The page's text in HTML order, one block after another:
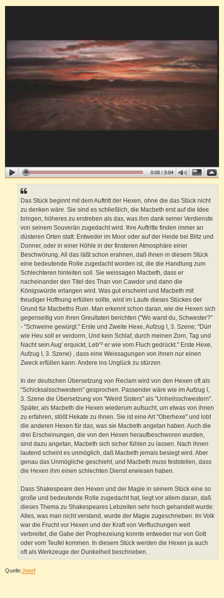
Das Stück beginnt mit dem Auftritt der Hexen, ohne die das Stück nicht
zu denken wäre. Sie sind es schließlich, die Macbeth erst auf die Idee
bringen, höheres zu erstreben als das, was ihm dank seiner Verdienste
von seinem Souverän zugedacht wird. Ihre Auftritte finden immer an
düsteren Orten statt: Entweder im Moor oder auf der Heide bei Blitz und
Donner, oder in einer Höhle in der finsteren Atmosphäre einer
Beschwörung. All das läßt schon erahnen, daß ihnen in diesem Stück
eine bedeutende Rolle zugedacht worden ist, die die Handlung zum
Schlechteren hinleiten soll. Sie weissagen Macbeth, dass er
nacheinander den Titel des Than von Cawdor und dann die
Königswürde erlangen wird. Was gut erscheint und Macbeth mit
freudiger Hoffnung erfüllen sollte, wird im Laufe dieses Stückes der
Grund für Macbeths Ruin. Man erkennt schon daran, wie die Hexen sich
gegenseitig von ihren Greultaten berichten ("Wo warst du, Schwester?"
- "Schweine gewürgt." Erste und Zweite Hexe, Aufzug I, 3. Szene; "Dürr
wie Heu soll er verdorrn, Und kein Schlaf, durch meinen Zorn, Tag und
Nacht sein Aug' erquickt, Leb”² er wie vom Fluch gedrückt." Erste Hexe,
Aufzug I, 3. Szene) , dass eine Weissagungen von ihnen nur einen
Zweck erfüllen kann: Andere ins Unglück zu stürzen.
In der deutschen Übersetzung von Reclam wird von den Hexen oft als
"Schicksalsschwestern" gesprochen. Passender wäre wie im Aufzug I,
3. Szene die Übersetzung von "Weird Sisters" als "Unheilsschwestern".
Später, als Macbeth die Hexen wiederum aufsucht, um etwas von ihnen
zu erfahren, stößt Hekate zu ihnen. Sie ist eine Art "Oberhexe" und lobt
die anderen Hexen für das, was sie Macbeth angetan haben. Auch die
drei Erscheinungen, die von den Hexen heraufbeschworen wurden,
sind dazu angetan, Macbeth sich sicher fühlen zu lassen. Nach ihnen
lautend scheint es unmöglich, daß Macbeth jemals besiegt wird. Aber
genau das Unmögliche geschieht, und Macbeth muss feststellen, dass
die Hexen ihm einen schlechten Dienst erwiesen haben.
Dass Shakespeare den Hexen und der Magie in seinem Stück eine so
große und bedeutende Rolle zugedacht hat, liegt vor allem daran, daß
dieses Thema zu Shakespeares Lebzeiten sehr hoch gehandelt wurde:
Alles, was man nicht verstand, wurde der Magie zugeschrieben. Im Volk
war die Frucht vor Hexen und der Kraft von Verfluchungen weit
verbreitet, die Gabe der Prophezeiung konnte entweder nur von Gott
oder vom Teufel kommen. In diesem Stück werden die Hexen ja auch
oft als Werkzeuge der Dunkelheit beschrieben.
Quelle:Josef